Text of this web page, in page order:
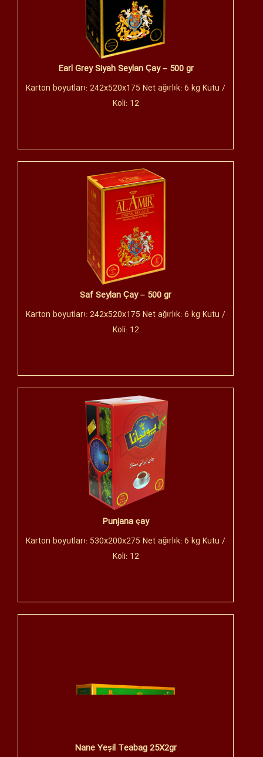
Earl Grey Siyah Seylan Çay – 500 gr
Karton boyutları: 242x520x175 Net ağırlık: 6 kg Kutu /
Koli: 12
Saf Seylan Çay – 500 gr
Karton boyutları: 242x520x175 Net ağırlık: 6 kg Kutu /
Koli: 12
Punjana çay
Karton boyutları: 530x200x275 Net ağırlık: 6 kg Kutu /
Koli: 12
Nane Yeşil Teabag 25X2gr